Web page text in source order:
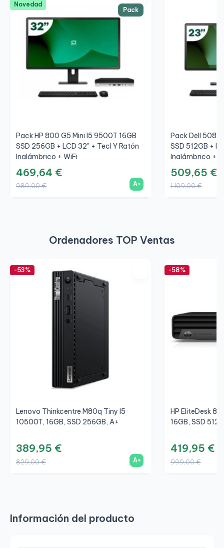
Pack
Novedad
Pack HP 800 G5 Mini I5 9500T 16GB
SSD 256GB + LCD 32" + Tecl Y Ratón
Inalámbrico + WiFi
469,64 €
989,00 € A+
Pack Dell 5080
SSD 512GB +
Inalámbrico +
509,65 €
1.109,00 €
Ordenadores TOP Ventas
-53%
Lenovo Thinkcentre M80q Tiny I5
10500T, 16GB, SSD 256GB, A+
389,95 €
829,00 € A+
-58%
HP EliteDesk
16GB, SSD
419,95 €
999,00 €
Información del producto